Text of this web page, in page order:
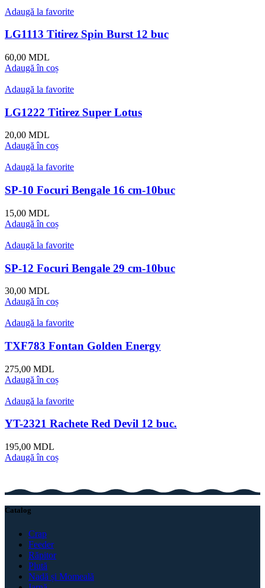
Adaugă la favorite
LG1113 Titirez Spin Burst 12 buc
60,00 MDL
Adaugă în coș
Adaugă la favorite
LG1222 Titirez Super Lotus
20,00 MDL
Adaugă în coș
Adaugă la favorite
SP-10 Focuri Bengale 16 cm-10buc
15,00 MDL
Adaugă în coș
Adaugă la favorite
SP-12 Focuri Bengale 29 cm-10buc
30,00 MDL
Adaugă în coș
Adaugă la favorite
TXF783 Fontan Golden Energy
275,00 MDL
Adaugă în coș
Adaugă la favorite
YT-2321 Rachete Red Devil 12 buc.
195,00 MDL
Adaugă în coș
Catalog
Crap
Feeder
Răpitor
Plută
Nadă și Momeală